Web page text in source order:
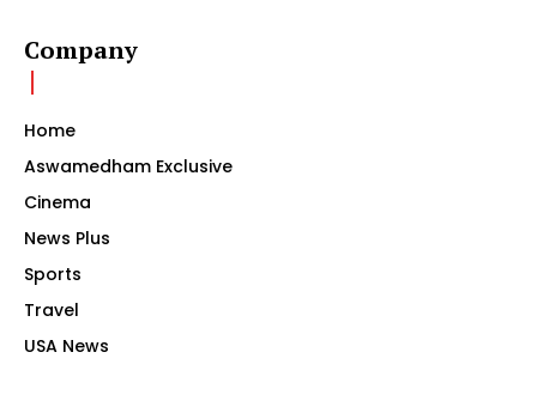
Company
Home
Aswamedham Exclusive
Cinema
News Plus
Sports
Travel
USA News